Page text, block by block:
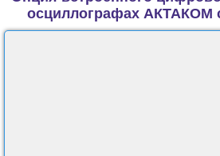
осциллографах АКТАКОМ